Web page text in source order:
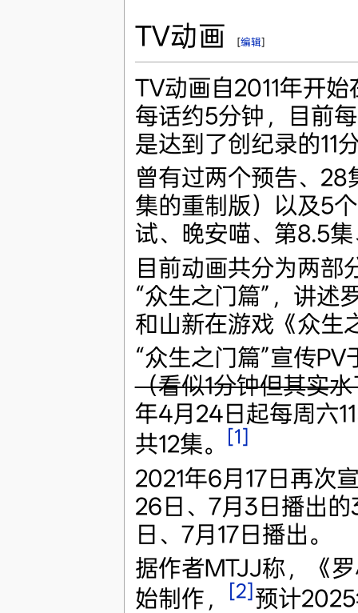
TV动画 [编辑]
TV动画自2011年开
每话约5分钟，目前
是达到了创纪录的11
曾有过两个预告、
集的重制版）以及5
试、晚安喵、第8.5
目前动画共分为两
“众生之门篇”，讲述
和山新在游戏《众生
“众生之门篇”宣传
（看似1分钟但其实
年4月24日起每周六
共12集。
[1]
2021年6月17日再次
26日、7月3日播出
日、7月17日播出。
据作者MTJJ称，《
始制作，
[2] 预计